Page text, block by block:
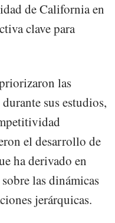
de California en
clave para
las
sus estudios,
el desarrollo de
ha derivado en
las dinámicas
jerárquicas.